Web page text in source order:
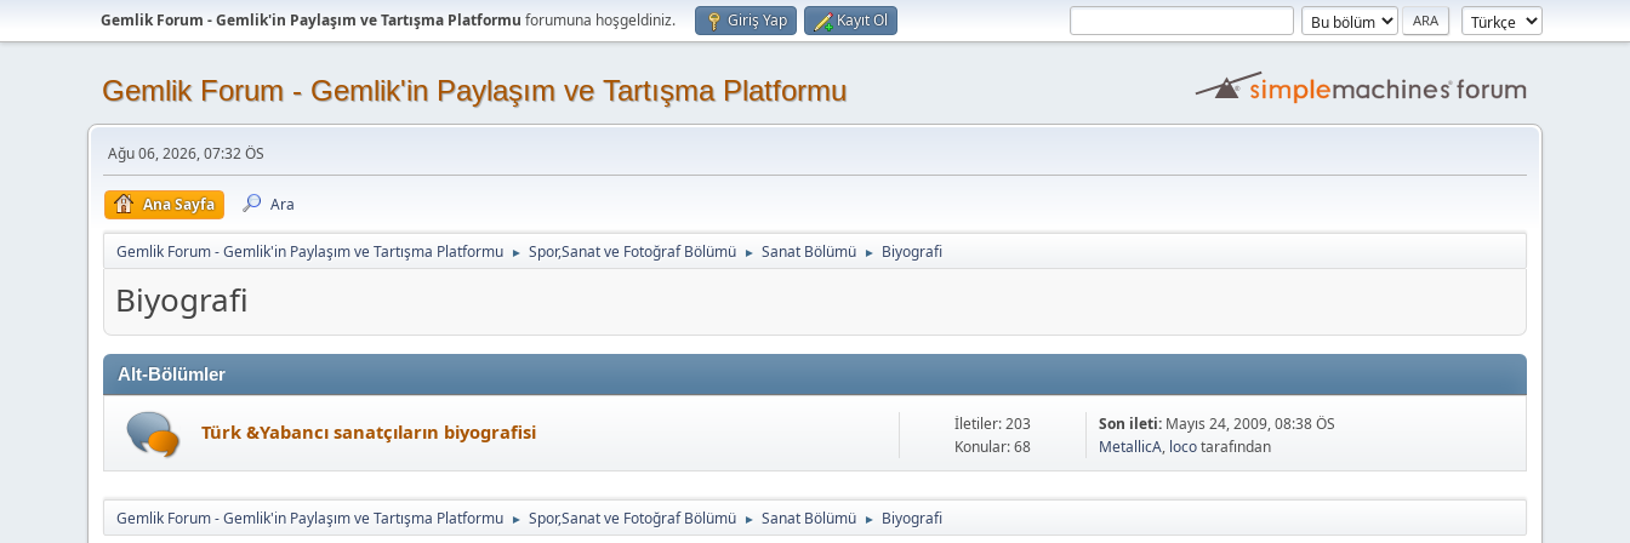
Gemlik Forum - Gemlik'in Paylaşım ve Tartışma Platformu forumuna hoşgeldiniz. Giriş Yap Kayıt Ol
Gemlik Forum - Gemlik'in Paylaşım ve Tartışma Platformu
Ağu 06, 2026, 07:32 ÖS
Ana Sayfa Ara
Gemlik Forum - Gemlik'in Paylaşım ve Tartışma Platformu ► Spor,Sanat ve Fotoğraf Bölümü ► Sanat Bölümü ► Biyografi
Biyografi
Alt-Bölümler
Türk &Yabancı sanatçıların biyografisi
İletiler: 203
Konular: 68
Son ileti: Mayıs 24, 2009, 08:38 ÖS
MetallicA, locotarafından
Gemlik Forum - Gemlik'in Paylaşım ve Tartışma Platformu ► Spor,Sanat ve Fotoğraf Bölümü ► Sanat Bölümü ► Biyografi